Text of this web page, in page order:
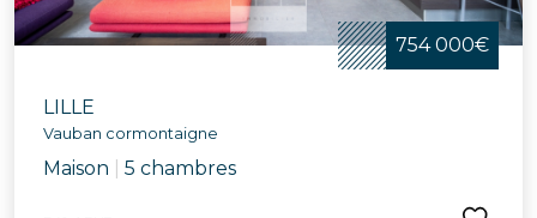
754 000€
LILLE
Vauban cormontaigne
Maison 5 chambres